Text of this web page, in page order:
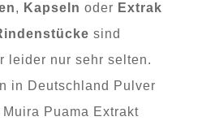
, Kapseln oder Extrak
sind
leider nur sehr selten.
in Deutschland Pulver
Puama Extrakt